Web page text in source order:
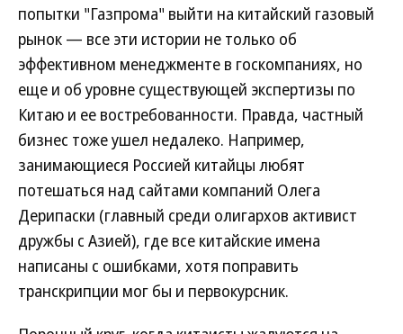
попытки "Газпрома" выйти на китайский газовый
рынок — все эти истории не только об
эффективном менеджменте в госкомпаниях, но
еще и об уровне существующей экспертизы по
Китаю и ее востребованности. Правда, частный
бизнес тоже ушел недалеко. Например,
занимающиеся Россией китайцы любят
потешаться над сайтами компаний Олега
Дерипаски (главный среди олигархов активист
дружбы с Азией), где все китайские имена
написаны с ошибками, хотя поправить
транскрипции мог бы и первокурсник.